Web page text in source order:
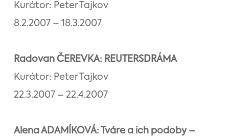
Kurátor: Peter Tajkov
8.2.2007 – 18.3.2007
Radovan ČEREVKA: REUTERSDRÁMA
Kurátor: Peter Tajkov
22.3.2007 – 22.4.2007
Alena ADAMÍKOVÁ: Tváre a ich podoby –